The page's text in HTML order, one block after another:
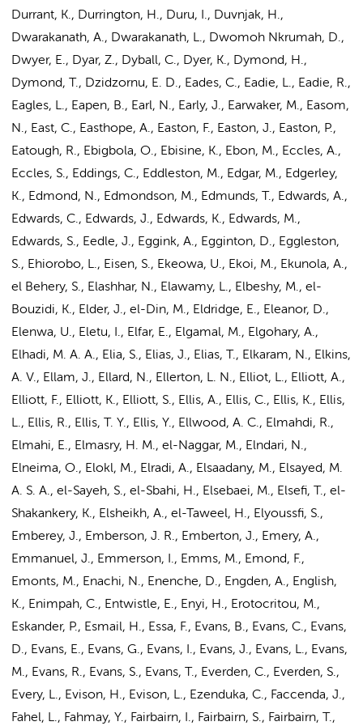
Durrant, K., Durrington, H., Duru, I., Duvnjak, H.,
Dwarakanath, A., Dwarakanath, L., Dwomoh Nkrumah, D.,
Dwyer, E., Dyar, Z., Dyball, C., Dyer, K., Dymond, H.,
Dymond, T., Dzidzornu, E. D., Eades, C., Eadie, L., Eadie, R.,
Eagles, L., Eapen, B., Earl, N., Early, J., Earwaker, M., Easom,
N., East, C., Easthope, A., Easton, F., Easton, J., Easton, P.,
Eatough, R., Ebigbola, O., Ebisine, K., Ebon, M., Eccles, A.,
Eccles, S., Eddings, C., Eddleston, M., Edgar, M., Edgerley,
K., Edmond, N., Edmondson, M., Edmunds, T., Edwards, A.,
Edwards, C., Edwards, J., Edwards, K., Edwards, M.,
Edwards, S., Eedle, J., Eggink, A., Egginton, D., Eggleston,
S., Ehiorobo, L., Eisen, S., Ekeowa, U., Ekoi, M., Ekunola, A.,
el Behery, S., Elashhar, N., Elawamy, L., Elbeshy, M., el-
Bouzidi, K., Elder, J., el-Din, M., Eldridge, E., Eleanor, D.,
Elenwa, U., Eletu, I., Elfar, E., Elgamal, M., Elgohary, A.,
Elhadi, M. A. A., Elia, S., Elias, J., Elias, T., Elkaram, N., Elkins,
A. V., Ellam, J., Ellard, N., Ellerton, L. N., Elliot, L., Elliott, A.,
Elliott, F., Elliott, K., Elliott, S., Ellis, A., Ellis, C., Ellis, K., Ellis,
L., Ellis, R., Ellis, T. Y., Ellis, Y., Ellwood, A. C., Elmahdi, R.,
Elmahi, E., Elmasry, H. M., el-Naggar, M., Elndari, N.,
Elneima, O., Elokl, M., Elradi, A., Elsaadany, M., Elsayed, M.
A. S. A., el-Sayeh, S., el-Sbahi, H., Elsebaei, M., Elsefi, T., el-
Shakankery, K., Elsheikh, A., el-Taweel, H., Elyoussfi, S.,
Emberey, J., Emberson, J. R., Emberton, J., Emery, A.,
Emmanuel, J., Emmerson, I., Emms, M., Emond, F.,
Emonts, M., Enachi, N., Enenche, D., Engden, A., English,
K., Enimpah, C., Entwistle, E., Enyi, H., Erotocritou, M.,
Eskander, P., Esmail, H., Essa, F., Evans, B., Evans, C., Evans,
D., Evans, E., Evans, G., Evans, I., Evans, J., Evans, L., Evans,
M., Evans, R., Evans, S., Evans, T., Everden, C., Everden, S.,
Every, L., Evison, H., Evison, L., Ezenduka, C., Faccenda, J.,
Fahel, L., Fahmay, Y., Fairbairn, I., Fairbairn, S., Fairbairn, T.,